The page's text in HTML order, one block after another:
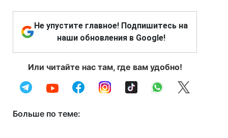
Не упустите главное! Подпишитесь на
наши обновления в Google!
Или читайте нас там, где вам удобно!
Больше по теме: